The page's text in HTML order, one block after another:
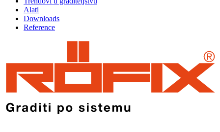
Alati
Downloads
Reference